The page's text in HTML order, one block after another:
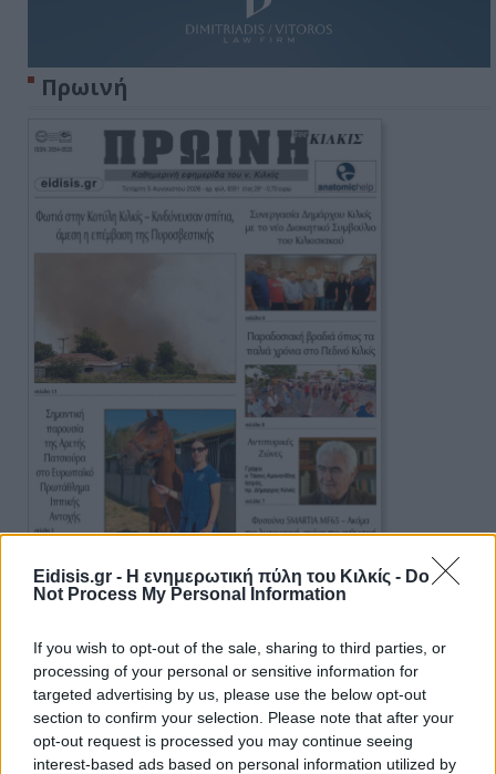
Eidisis.gr - Η ενημερωτική πύλη του Κιλκίς - Do
Not Process My Personal Information
If you wish to opt-out of the sale, sharing to third parties, or
processing of your personal or sensitive information for
targeted advertising by us, please use the below opt-out
section to confirm your selection. Please note that after your
opt-out request is processed you may continue seeing
interest-based ads based on personal information utilized by
Πρωινή
Ειδήσεις